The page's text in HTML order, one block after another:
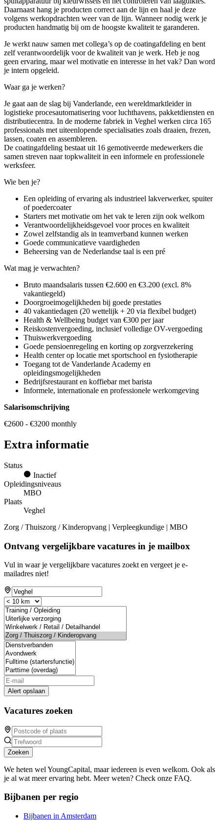
Daarnaast hang je producten correct aan de lijn en haal je deze
volgens werkopdrachten weer van de lijn. Wanneer nodig werk je
producten handmatig bij om de hoogste kwaliteit te garanderen.
Je werkt nauw samen met collega’s op de coatingafdeling en bent
zelf verantwoordelijk voor de kwaliteit van je werk. Heb je nog
geen ervaring, maar wel motivatie en interesse in het vak? Dan word
je intern opgeleid.
Waar ga je werken?
Je gaat aan de slag bij Vanderlande, een wereldmarktleider in
logistieke procesautomatisering voor luchthavens, pakketdiensten en
distributiecentra. In de moderne fabriek in Veghel werken circa 165
professionals met uiteenlopende specialisaties zoals draaien, frezen,
lassen, coaten en assembleren.
De coatingafdeling bestaat uit 16 gemotiveerde medewerkers die
samen streven naar topkwaliteit in een informele en professionele
werksfeer.
Wie ben je?
Een opleiding of ervaring als industrieel lakverwerker, spuiter
of poedercoater
Starters met motivatie om het vak te leren zijn ook welkom
Verantwoordelijkheidsgevoel voor proces en kwaliteit
Zowel zelfstandig als in teamverband kunnen werken
Goede communicatieve vaardigheden
Beheersing van de Nederlandse taal is een pré
Wat mag je verwachten?
Bruto maandsalaris tussen €2.600 en €3.200 (excl. 8%
vakantiegeld)
Doorgroeimogelijkheden bij goede prestaties
40 vakantiedagen (20 wettelijk + 20 via flexibel budget)
Health & Wellbeing budget van €300 per jaar
Reiskostenvergoeding, inclusief volledige OV-vergoeding
Thuiswerkvergoeding
Goede pensioenregeling en korting op zorgverzekering
Health center op locatie met sportschool en fysiotherapie
Toegang tot de Vanderlande Academy en
opleidingsmogelijkheden
Bedrijfsrestaurant en koffiebar met barista
Informele, internationale en professionele werkomgeving
Salarisomschrijving
€2600 - €3200 monthly
Extra informatie
Status
Inactief
Opleidingsniveaus
MBO
Plaats
Veghel
Zorg / Thuiszorg / Kinderopvang | Verpleegkundige | MBO
Ontvang vergelijkbare vacatures in je mailbox
Vul in waar je vergelijkbare vacatures zoekt en vergeet je e-
mailadres niet!
Alert opslaan
Vacatures zoeken
Zoeken
We heten wel YoungCapital, maar iedereen is even welkom. Ook als
je al wat meer ervaring hebt. Meer weten? Check onze FAQ.
Bijbanen per regio
Bijbanen in Amsterdam